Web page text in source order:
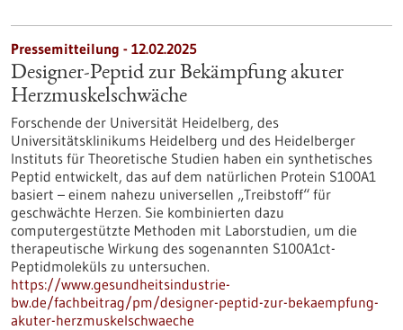
Pressemitteilung - 12.02.2025
Designer-Peptid zur Bekämpfung akuter
Herzmuskelschwäche
Forschende der Universität Heidelberg, des
Universitätsklinikums Heidelberg und des Heidelberger
Instituts für Theoretische Studien haben ein synthetisches
Peptid entwickelt, das auf dem natürlichen Protein S100A1
basiert – einem nahezu universellen „Treibstoff“ für
geschwächte Herzen. Sie kombinierten dazu
computergestützte Methoden mit Laborstudien, um die
therapeutische Wirkung des sogenannten S100A1ct-
Peptidmoleküls zu untersuchen.
https://www.gesundheitsindustrie-
bw.de/fachbeitrag/pm/designer-peptid-zur-bekaempfung-
akuter-herzmuskelschwaeche